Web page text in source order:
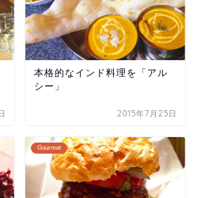
本格的なインド料理を「アル
シー」
2015年7月25日
Gourmet